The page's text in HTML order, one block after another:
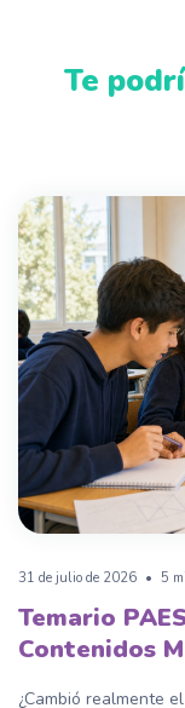
Te
31 de julio de 2026 • 5
Temario
Contenidos
¿Cambió realmente